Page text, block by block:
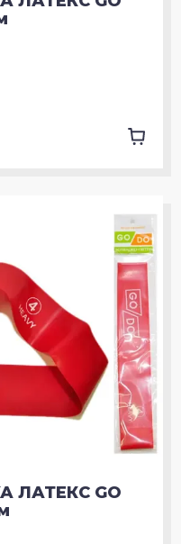
ЛАТЕКС GO